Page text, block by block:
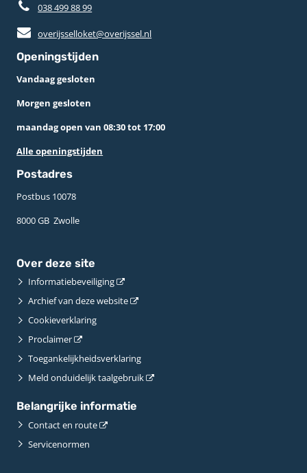
038 499 88 99
overijsselloket@overijssel.nl
Openingstijden
Vandaag gesloten
Morgen gesloten
maandag open van 08:30 tot 17:00
Alle openingstijden
Postadres
Postbus 10078 ­
8000 GB ­ Zwolle
Over deze site
Informatiebeveiliging
Archief van deze website
Cookieverklaring
Proclaimer
Toegankelijkheidsverklaring
Meld onduidelijk taalgebruik
Belangrijke informatie
Contact en route
Servicenormen